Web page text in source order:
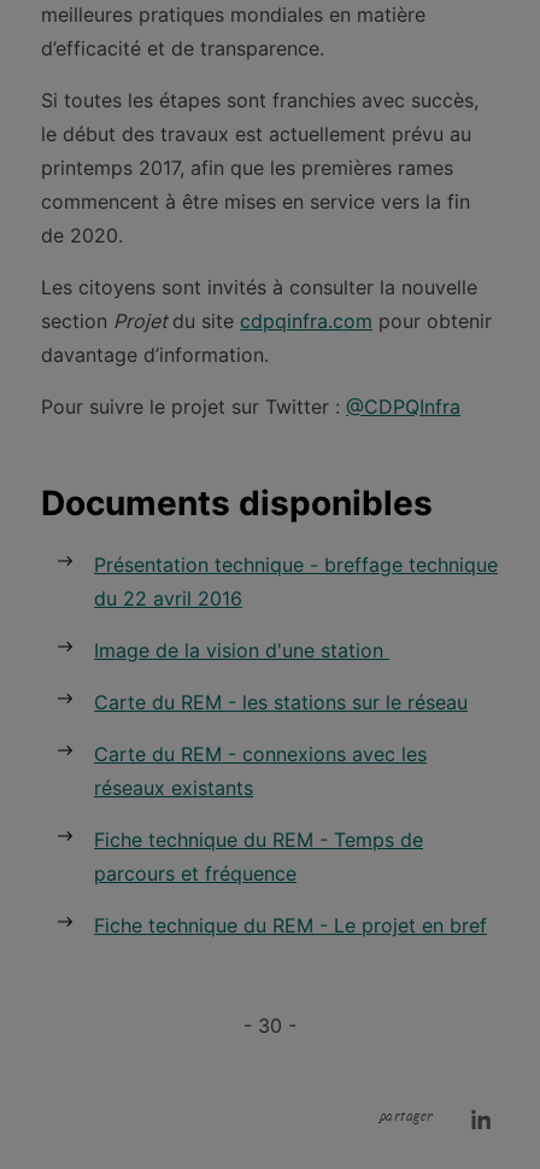
meilleures pratiques mondiales en matière
d’efficacité et de transparence.
Si toutes les étapes sont franchies avec succès,
le début des travaux est actuellement prévu au
printemps 2017, afin que les premières rames
commencent à être mises en service vers la fin
de 2020.
Les citoyens sont invités à consulter la nouvelle
section Projet du site cdpqinfra.com pour obtenir
davantage d’information.
Pour suivre le projet sur Twitter : @CDPQInfra
Documents disponibles
Présentation technique - breffage technique
du 22 avril 2016
Image de la vision d'une station
Carte du REM - les stations sur le réseau
Carte du REM - connexions avec les
réseaux existants
Fiche technique du REM - Temps de
parcours et fréquence
Fiche technique du REM - Le projet en bref
- 30 -
partager